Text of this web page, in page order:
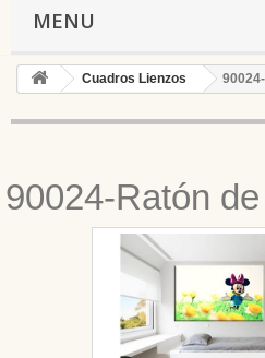
MENU
Cuadros Lienzos
90024-Ratón